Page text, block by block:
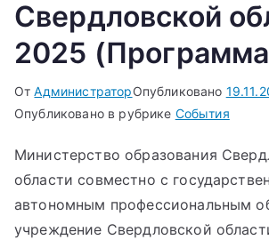
Свердловской
2025
ОтАдминистраторОпубликовано
Опубликовано в рубрике События
Министерство образования
области совместно с
автономным профессиональным
учреждение Свердловской